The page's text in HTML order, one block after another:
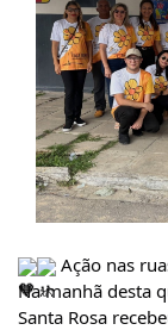
Ação nas
Na manhã desta
Santa Rosa